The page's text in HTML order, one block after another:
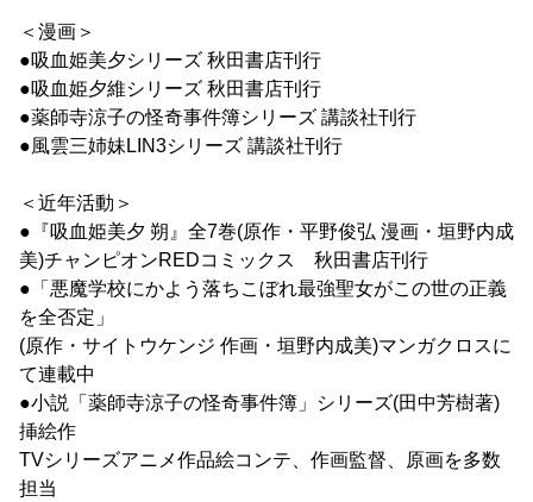
＜漫画＞
●吸血姫美夕シリーズ 秋田書店刊行
●吸血姫夕維シリーズ 秋田書店刊行
●薬師寺涼子の怪奇事件簿シリーズ 講談社刊行
●風雲三姉妹LIN3シリーズ 講談社刊行
＜近年活動＞
●『吸血姫美夕 朔』全7巻(原作・平野俊弘 漫画・垣野内成
美)チャンピオンREDコミックス 秋田書店刊行
●「悪魔学校にかよう落ちこぼれ最強聖女がこの世の正義
を全否定」
(原作・サイトウケンジ 作画・垣野内成美)マンガクロスに
て連載中
●小説「薬師寺涼子の怪奇事件簿」シリーズ(田中芳樹著)
挿絵作
TVシリーズアニメ作品絵コンテ、作画監督、原画を多数
担当